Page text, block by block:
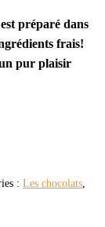
préparé dans
frais!
pur plaisir
: Les chocolats,